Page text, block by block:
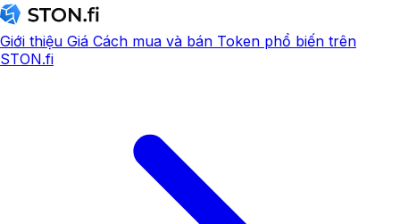
Giới thiệu Giá Cách mua và bán Token phổ biến trên
STON.fi